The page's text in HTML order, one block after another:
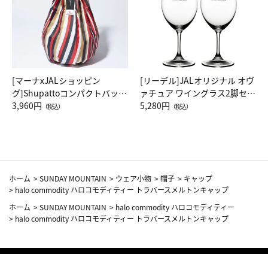
[マーナxJALショッピン
グ]Shupattoコンパクトバッグ
Drop JAL客室乗務員（LC）ス
3,960円 （税込）
[リーデル]JALオリジナル オヴ
ァチュア ワイングラス2脚セッ
ト（レッドワイン）
5,280円 （税込）
ホーム >SUNDAY MOUNTAIN > ウェア小物 >帽子 > キャップ
> halo commodity ハロコモディティー トラバースメルトンキャップ
ホーム >SUNDAY MOUNTAIN > halo commodity ハロコモディティー
> halo commodity ハロコモディティー トラバースメルトンキャップ